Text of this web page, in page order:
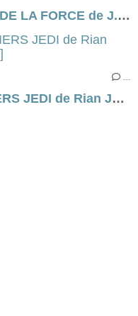
STAR WARS VII, LE RÉVEIL DE LA FORCE de J.J. Abrams, la version hystérique [résumé]
…
STAR WARS 8 : LES DERNIERS JEDI de Rian Johnson [1ère bande annonce]